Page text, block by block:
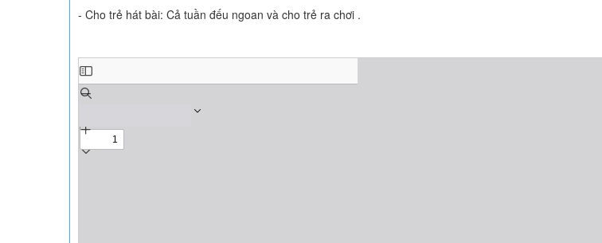
- Cho trẻ hát bài: Cả tuần đếu ngoan và cho trẻ ra chơi .